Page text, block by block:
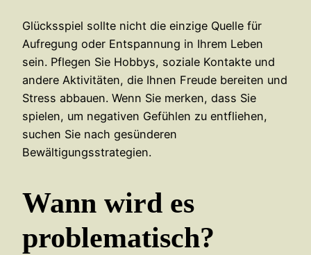
Glücksspiel sollte nicht die einzige Quelle für
Aufregung oder Entspannung in Ihrem Leben
sein. Pflegen Sie Hobbys, soziale Kontakte und
andere Aktivitäten, die Ihnen Freude bereiten und
Stress abbauen. Wenn Sie merken, dass Sie
spielen, um negativen Gefühlen zu entfliehen,
suchen Sie nach gesünderen
Bewältigungsstrategien.
Wann wird es
problematisch?